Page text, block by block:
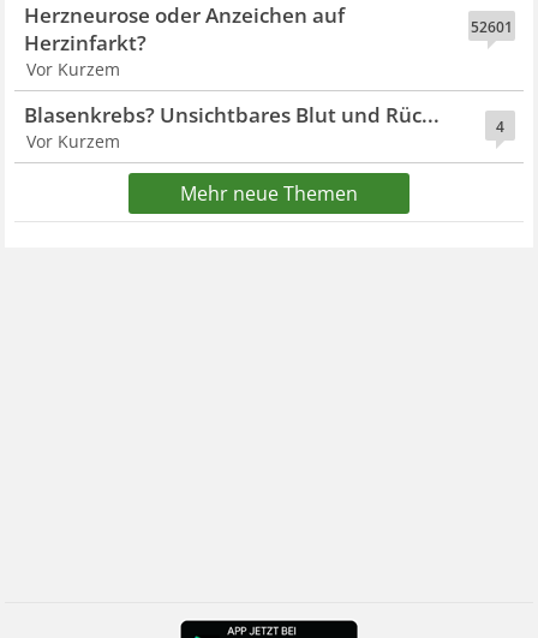
52601
Herzneurose oder Anzeichen auf
Herzinfarkt?
Vor Kurzem
4
Blasenkrebs? Unsichtbares Blut und Rüc...
Vor Kurzem
Mehr neue Themen